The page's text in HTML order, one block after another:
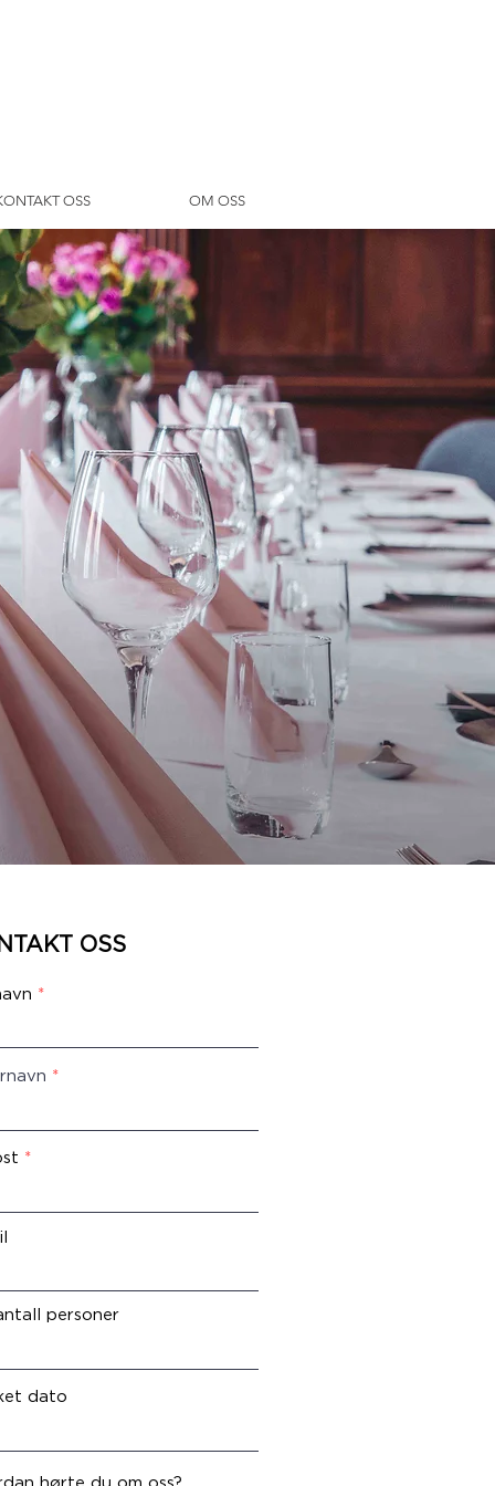
OSS OM OSS
OSS
personer
dato